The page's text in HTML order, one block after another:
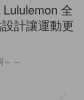
全
計讓運動更
～